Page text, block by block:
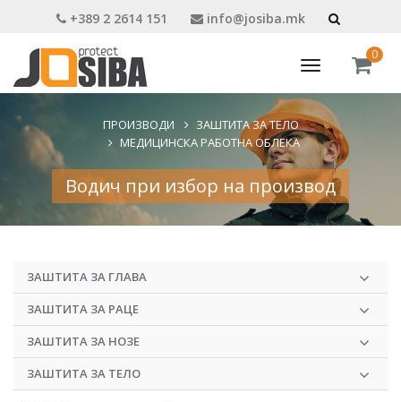
+389 2 2614 151 info@josiba.mk
Toggle
navigation
0
ПРОИЗВОДИ
ЗАШТИТА ЗА ТЕЛО
МЕДИЦИНСКА РАБОТНА ОБЛЕКА
Водич при избор на производ
ЗАШТИТА ЗА ГЛАВА
ЗАШТИТА ЗА РАЦЕ
ЗАШТИТА ЗА НОЗЕ
ЗАШТИТА ЗА ТЕЛО